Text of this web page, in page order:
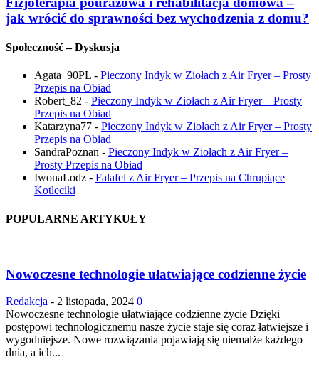
jak wrócić do sprawności bez wychodzenia z domu?
Społeczność – Dyskusja
Agata_90PL - Pieczony Indyk w Ziołach z Air Fryer – Prosty
Przepis na Obiad
Robert_82 - Pieczony Indyk w Ziołach z Air Fryer – Prosty
Przepis na Obiad
Katarzyna77 - Pieczony Indyk w Ziołach z Air Fryer – Prosty
Przepis na Obiad
SandraPoznan - Pieczony Indyk w Ziołach z Air Fryer –
Prosty Przepis na Obiad
IwonaLodz - Falafel z Air Fryer – Przepis na Chrupiące
Kotleciki
POPULARNE ARTYKUŁY
Nowoczesne technologie ułatwiające codzienne życie
Redakcja - 2 listopada, 2024 0
Nowoczesne technologie ułatwiające codzienne życie Dzięki
postępowi technologicznemu nasze życie staje się coraz łatwiejsze i
wygodniejsze. Nowe rozwiązania pojawiają się niemalże każdego
dnia, a ich...